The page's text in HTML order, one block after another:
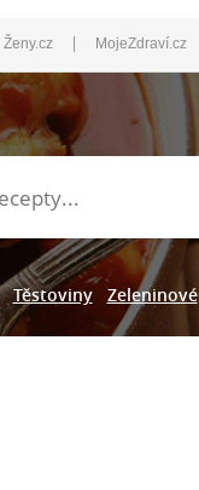
Ženy.cz | MojeZdraví.cz
Těstoviny Zeleninové